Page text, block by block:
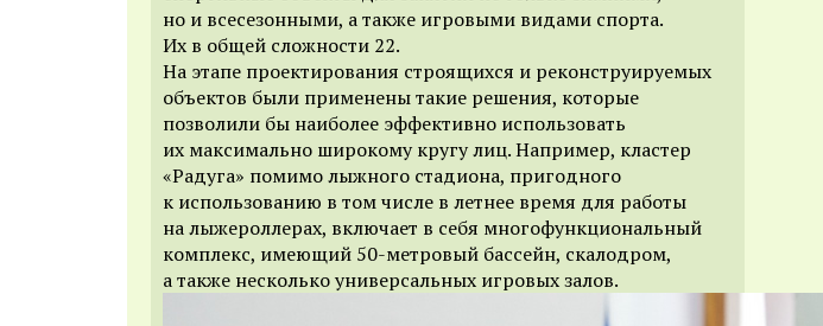
но и всесезонными, а также игровыми видами спорта.
Их в общей сложности 22.
На этапе проектирования строящихся и реконструируемых
объектов были применены такие решения, которые
позволили бы наиболее эффективно использовать
их максимально широкому кругу лиц. Например, кластер
«Радуга» помимо лыжного стадиона, пригодного
к использованию в том числе в летнее время для работы
на лыжероллерах, включает в себя многофункциональный
комплекс, имеющий 50-метровый бассейн, скалодром,
а также несколько универсальных игровых залов.